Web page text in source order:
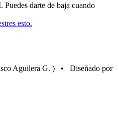
darte de baja cuando
esto.
Aguilera G. ) • Diseñado por